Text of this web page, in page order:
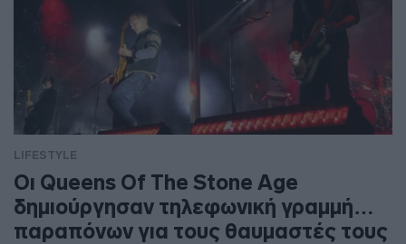
LIFESTYLE
Οι Queens Of The Stone Age
δημιούργησαν τηλεφωνική γραμμή…
παραπόνων για τους θαυμαστές τους